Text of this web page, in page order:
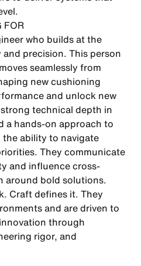
FOR
who builds at the
precision. This person
seamlessly from
new cushioning
and unlock new
technical depth in
a hands-on approach to
ability to navigate
They communicate
and influence cross-
around bold solutions.
Craft defines it. They
and are driven to
through
rigor, and